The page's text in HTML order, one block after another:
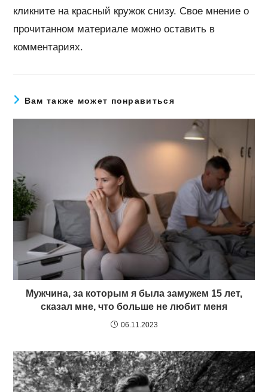
кликните на красный кружок снизу. Свое мнение о
прочитанном материале можно оставить в
комментариях.
Вам также может понравиться
Мужчина, за которым я была замужем 15 лет,
сказал мне, что больше не любит меня
06.11.2023